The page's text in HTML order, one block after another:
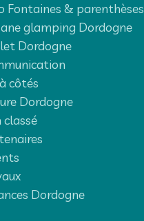
Fontaines & parenthèses
glamping Dordogne
Dordogne
côtés
Dordogne
classé
Dordogne